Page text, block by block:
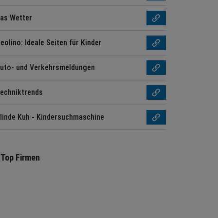
Wetter
Ideale Seiten für Kinder
und Verkehrsmeldungen
Kuh - Kindersuchmaschine
Top Firmen